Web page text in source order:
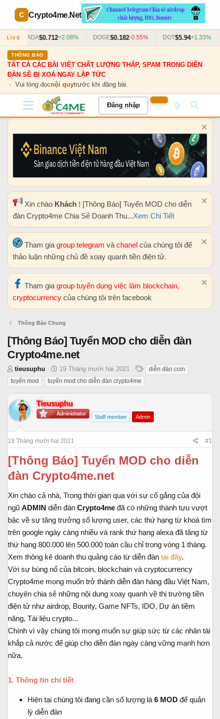
Crypto4me.Net
LIVEADA$0.712+2.08% DOGE$0.182-0.55% DOT$5.94+1.33%
THÔNG BÁO
TẤT CẢ CÁC BÀI VIẾT CHẤT LƯỢNG THẤP, SPAM TRONG DIỄN
ĐÀN SẼ BỊ XOÁ NGAY LẬP TỨC
· Vui lòng đọcnội quytrước khi đăng bài.
Đăng nhập
Xin chào Khách ! [Thông Báo] Tuyển MOD cho diễn
đàn Crypto4me Chia Sẻ Doanh Thu...Xem Chi Tiết
Tham gia group telegram và chanel của chúng tôi để
thảo luận những chủ đề xoay quanh tiền điện tử.
Tham gia group tuyển dụng việc làm blockchain,
cryptocurrency của chúng tôi trên facebook
Thông Báo Chung
[Thông Báo] Tuyển MOD cho diễn đàn
Crypto4me.net
T
h
r
e
a
r
t
e
tieusuphu
N
g
à
b
ắ
đ
u
19 Tháng mười hai 2021
diễn đàn coin
tuyển mod
tuyển mod cho diễn đàn crypto4me
Tieusuphu
Staff member Admin
19 Tháng mười hai 2021 #1
[Thông Báo] Tuyển MOD cho diễn
đàn Crypto4me.net
Xin chào cả nhà, Trong thời gian qua với sự cố gắng của đội
ngũ ADMIN diễn đàn Crypto4me đã có những thành tựu vượt
bậc về sự tăng trưởng số lượng user, các thứ hạng từ khoá tìm
trên google ngày càng nhiều và rank thứ hạng alexa đã tăng từ
thứ hạng 800.000 lên 500.000 toàn cầu chỉ trong vòng 1 tháng.
Xem thông kê doanh thu quảng cáo từ diễn đàn tại đây.
Với sự bùng nổ của bitcoin, blockchain và cryptocurrency
Crypto4me mong muốn trở thành diễn đàn hàng đầu Việt Nam,
chuyên chia sẻ những nội dung xoay quanh về thị trường tiền
điện tử như airdrop, Bounty, Game NFTs, IDO, Dự án tiềm
năng, Tài liệu crypto...
Chính vì vậy chúng tôi mong muốn sự giúp sức từ các nhân tài
khắp cả nước để giúp cho diễn đàn ngày càng vững mạnh hơn
nữa.
1. Thông tin chi tiết
Hiện tại chúng tôi đang cần số lượng là 6 MOD để quản
lý diễn đàn